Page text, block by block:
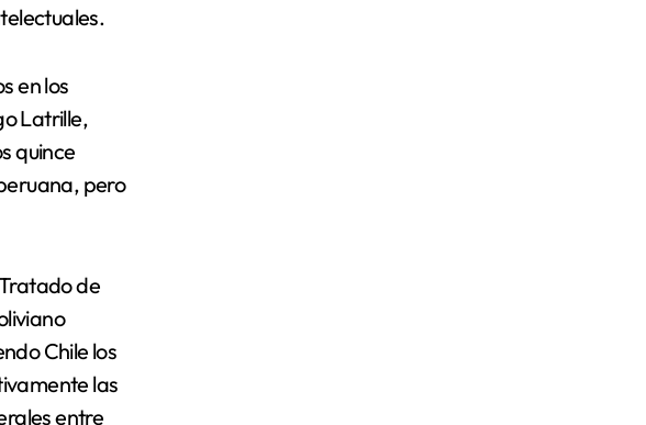
en los
Latrille,
quince
pero
de
Chile los
las
entre